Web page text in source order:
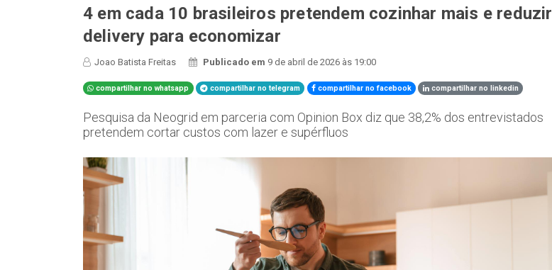
4 em cada 10 brasileiros pretendem cozinhar mais e reduzir
delivery para economizar
Joao Batista Freitas Publicado em 9 de abril de 2026 às 19:00
compartilhar no whatsapp compartilhar no telegram compartilhar no facebook compartilhar no linkedin
Pesquisa da Neogrid em parceria com Opinion Box diz que 38,2% dos entrevistados
pretendem cortar custos com lazer e supérfluos